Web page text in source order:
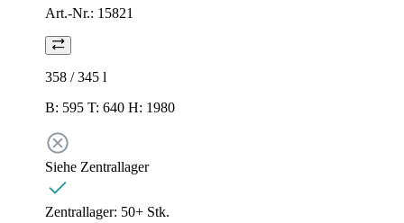
Art.-Nr.: 15821
358 / 345 l
B: 595 T: 640 H: 1980
Siehe Zentrallager
Zentrallager: 50+ Stk.